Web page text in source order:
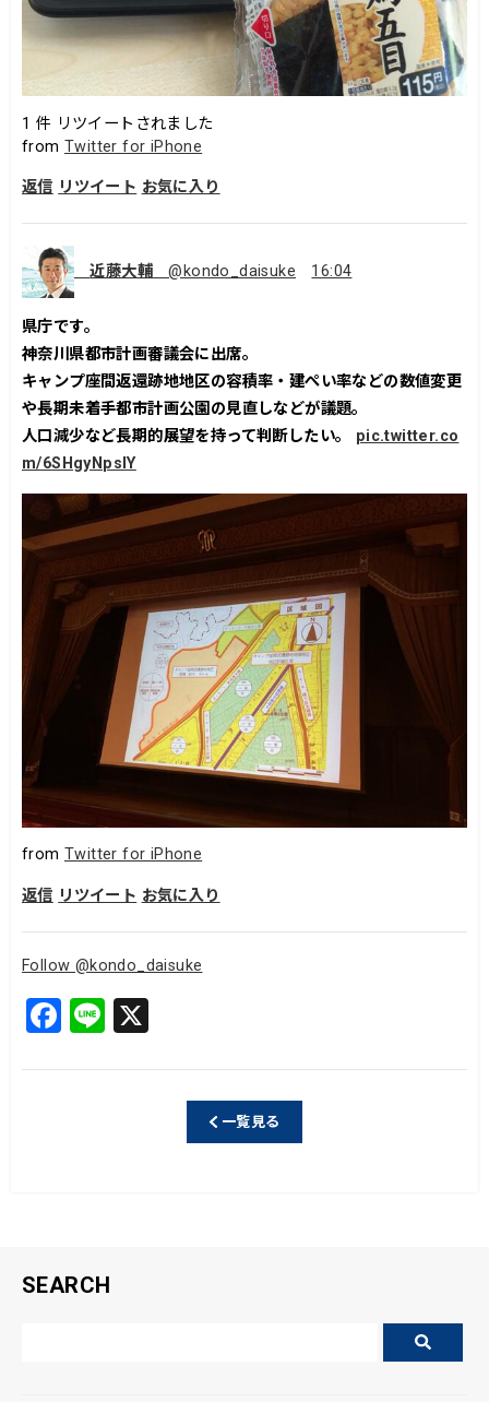
1 件 リツイートされました
from Twitter for iPhone
返信 リツイート お気に入り
近藤大輔 @kondo_daisuke 16:04
県庁です。
神奈川県都市計画審議会に出席。
キャンプ座間返還跡地地区の容積率・建ぺい率などの数値変更
や長期未着手都市計画公園の見直しなどが議題。
人口減少など長期的展望を持って判断したい。 pic.twitter.co
m/6SHgyNpslY
from Twitter for iPhone
返信 リツイート お気に入り
Follow @kondo_daisuke
F
a
c
Li
n
e
一覧見る
SEARCH